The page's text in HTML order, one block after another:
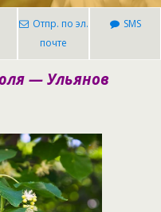
Отпр. по эл.
почте
SMS
— Ульянов